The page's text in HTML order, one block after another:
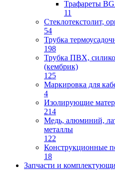
Трафареты
11
Стеклотекстолит,
54
Трубка
198
Трубка ПВХ,
(кембрик)
125
Маркировка для
4
Изолирующие
214
Медь, алюминий,
металлы
122
Конструкционные
18
Запчасти и